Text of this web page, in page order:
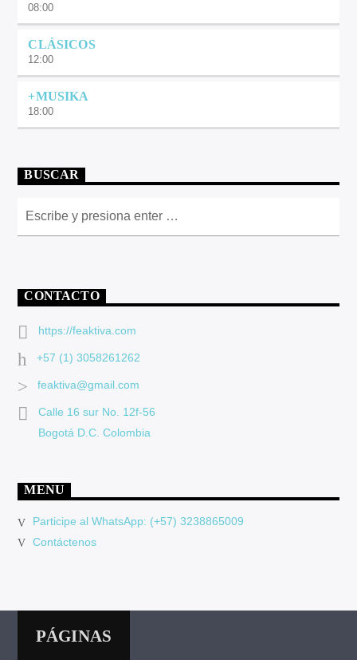
08:00
CLÁSICOS
12:00
+MUSIKA
18:00
BUSCAR
CONTACTO
https://feaktiva.com
+57 (1) 3058261262
feaktiva@gmail.com
Calle 16 sur No. 12f-56
Bogotá D.C. Colombia
MENU
Participe al WhatsApp: (+57) 3238865009
Contáctenos
PÁGINAS